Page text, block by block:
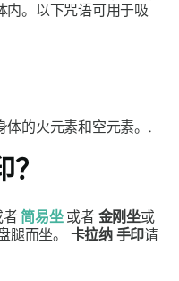
内。以下咒语可用于吸
体的火元素和空元素。.
者简易坐或者 金刚坐或
腿而坐。 卡拉纳 手印请